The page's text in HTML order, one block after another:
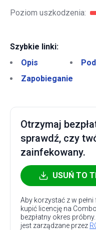
Poziom uszkodzenia:
Szybkie linki:
Opis
Zapobieganie
Otrzymaj
sprawdź, czy
zainfekowany.
USUŃ TO
Aby korzystać z w
kupić licencję na
bezpłatny okres
jest zarządzane przez